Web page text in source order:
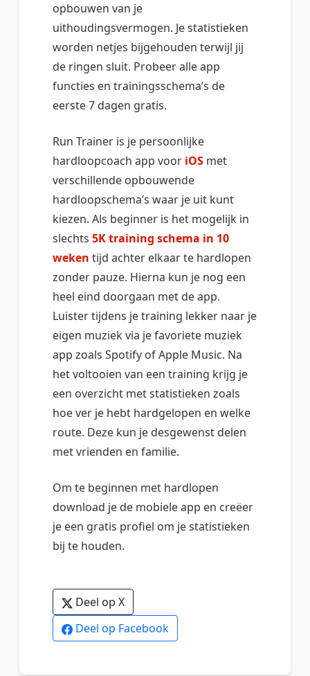
opbouwen van je
uithoudingsvermogen. Je statistieken
worden netjes bijgehouden terwijl jij
de ringen sluit. Probeer alle app
functies en trainingsschema’s de
eerste 7 dagen gratis.
Run Trainer is je persoonlijke
hardloopcoach app voor iOS met
verschillende opbouwende
hardloopschema’s waar je uit kunt
kiezen. Als beginner is het mogelijk in
slechts 5K training schema in 10
weken tijd achter elkaar te hardlopen
zonder pauze. Hierna kun je nog een
heel eind doorgaan met de app.
Luister tijdens je training lekker naar je
eigen muziek via je favoriete muziek
app zoals Spotify of Apple Music. Na
het voltooien van een training krijg je
een overzicht met statistieken zoals
hoe ver je hebt hardgelopen en welke
route. Deze kun je desgewenst delen
met vrienden en familie.
Om te beginnen met hardlopen
download je de mobiele app en creëer
je een gratis profiel om je statistieken
bij te houden.
Deel op X
Deel op Facebook